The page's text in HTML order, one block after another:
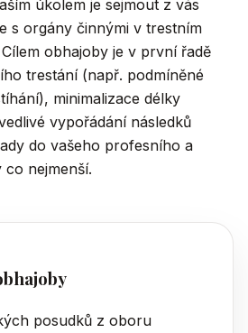
úkolem je sejmout z vás
s orgány činnými v trestním
obhajoby je v první řadě
trestání (např. podmíněné
minimalizace délky
vypořádání následků
do vašeho profesního a
nejmenší.
posudků z oboru